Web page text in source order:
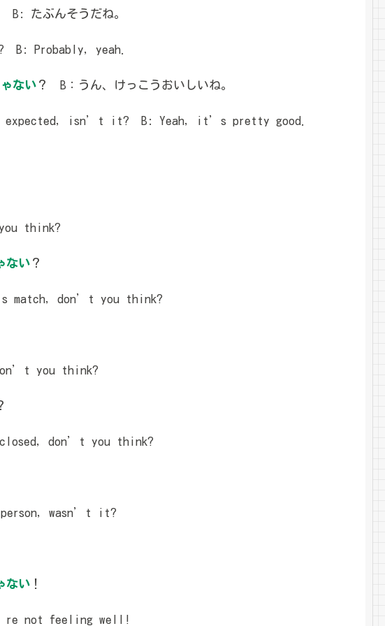
B: たぶんそうだね。
Probably, yeah.
ゃない ？ B：うん、けっこうおいしいね。
isn’t it? B: Yeah, it’s pretty good.
think?
ない ？
match, don’t you think?
you think?
don’t you think?
wasn’t it?
ない ！
not feeling well!